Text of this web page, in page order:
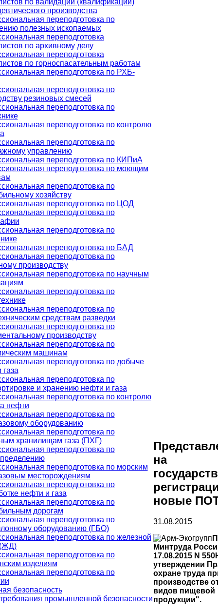
производства
переподготовка по
полезных ископаемых
переподготовка
по архивному делу
переподготовка
по горноспасательным работам
переподготовка по РХБ-
переподготовка по
резиновых смесей
переподготовка по
переподготовка по контролю
переподготовка по
управлению
переподготовка по КИПиА
переподготовка по моющим
переподготовка по
хозяйству
переподготовка по ЦОД
переподготовка по
переподготовка по
переподготовка по БАД
переподготовка по
производству
переподготовка по научным
переподготовка по
переподготовка по
средствам разведки
переподготовка по
производству
переподготовка по
машинам
переподготовка по добыче
переподготовка по
и хранению нефти и газа
переподготовка по контролю
нефти
переподготовка по
оборудованию
переподготовка по
хранилищам газа (ПХГ)
переподготовка по
переподготовка по морским
месторождениям
переподготовка по
нефти и газа
переподготовка по
дорогам
переподготовка по
оборудованию (ГБО)
переподготовка по железной
(ЖД)
переподготовка по
изделиям
переподготовка по
безопасность
промышленной безопасности
на
новые
31.08.2015
Минтруда
17.08.2015 N
утверждении
охране труда
производстве
видов пищевой
продукции".